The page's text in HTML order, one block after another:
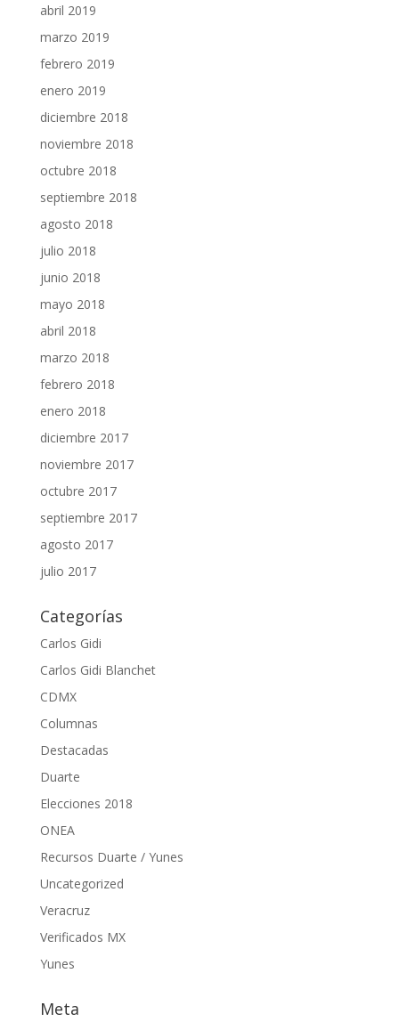
abril 2019
marzo 2019
febrero 2019
enero 2019
diciembre 2018
noviembre 2018
octubre 2018
septiembre 2018
agosto 2018
julio 2018
junio 2018
mayo 2018
abril 2018
marzo 2018
febrero 2018
enero 2018
diciembre 2017
noviembre 2017
octubre 2017
septiembre 2017
agosto 2017
julio 2017
Categorías
Carlos Gidi
Carlos Gidi Blanchet
CDMX
Columnas
Destacadas
Duarte
Elecciones 2018
ONEA
Recursos Duarte / Yunes
Uncategorized
Veracruz
Verificados MX
Yunes
Meta